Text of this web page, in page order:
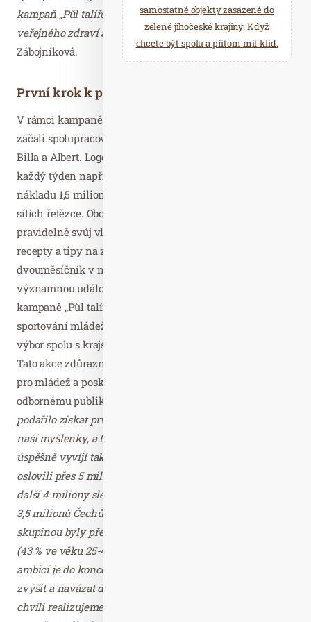
kampaň „Půl talíře“ v rámci iniciativ na zlepšení
veřejného zdraví a prevenci obezity,“uvádí Monika
Zábojníková.
První krok k pozitivní změně
V rámci kampaně „Půl talíře“ už koordinátoři projektu
začali spolupracovat s prvními velkými řetězci jako jsou
Billa a Albert. Logo projektu je tak možné běžně vidět
každý týden například v letácích Billy (vychází v
nákladu 1,5 milionů výtisků týdně), ale také na sociálních
sítích řetězce. Obchodní řetězec Albert zase vydává
pravidelně svůj vlastní měsíční magazín s různými
recepty a tipy na zdravý životní styl (v létě vychází
dvouměsíčník v nákladu 600 tis. výtisků). Další
významnou událostí projektu byla účast zástupců
kampaně „Půl talíře“ na Konferenci na podporu
sportování mládeže, kterou pořádal Český olympijský
výbor spolu s krajským hejtmanstvím a společností ČEPS.
Tato akce zdůraznila důležitost sportu a zdravé výživy
pro mládež a poskytla příležitost prezentovat kampaň
odbornému publiku.
podařilo získat první významné partnery pro podporu
naší myšlenky, a tím nastartovat tempo projektu. Zatím se
úspěšně vyvíjí také reklamní kampaň, kde jsme zatím
oslovili přes 5 milionů sledujících na sociálních sítích,
další 4 miliony sledujících v rámci reklam na Googlu a
3,5 milionů Čechů přes mediální dosah. Hlavní oslovenou
skupinou byly především ženy (87 %) ve středním věku
(43 % ve věku 25-44 let, 25 % ve věku 45-54 let). Naší
ambicí je do konce letošního roku ještě čísla výrazně
zvýšit a navázat další strategická partnerství. V současné
chvíli realizujeme například edukativní prohlídky na
samostatné objekty zasazené do
zeleně jihočeské krajiny. Když
chcete být spolu a přitom mít klid.